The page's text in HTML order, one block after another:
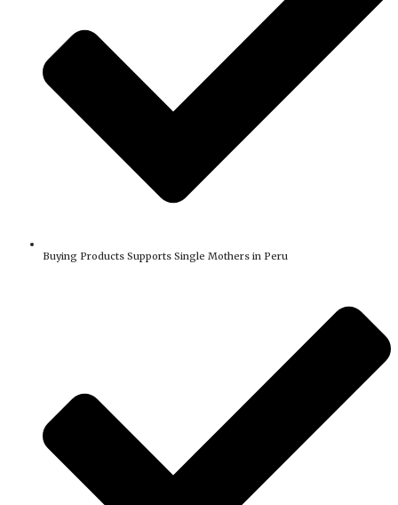
Buying Products Supports Single Mothers in Peru